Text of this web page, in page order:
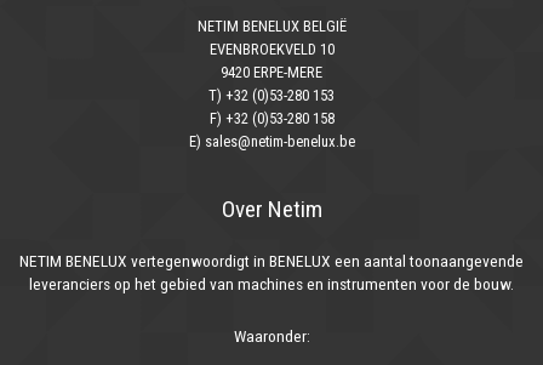
NETIM BENELUX BELGIË
EVENBROEKVELD 10
9420 ERPE-MERE
T) +32 (0)53-280 153
F) +32 (0)53-280 158
E) sales@netim-benelux.be
Over Netim
NETIM BENELUX vertegenwoordigt in BENELUX een aantal toonaangevende
leveranciers op het gebied van machines en instrumenten voor de bouw.
Waaronder: